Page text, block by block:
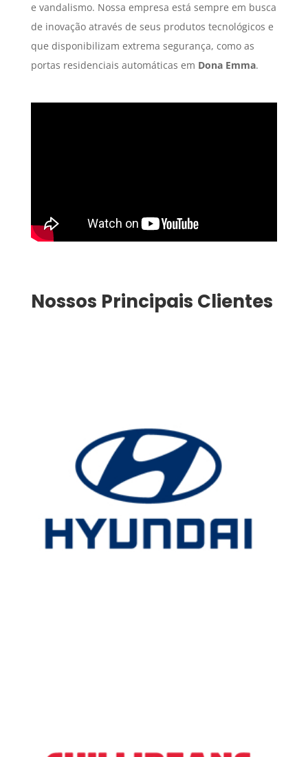
e vandalismo. Nossa empresa está sempre em busca
de inovação através de seus produtos tecnológicos e
que disponibilizam extrema segurança, como as
portas residenciais automáticas em Dona Emma.
Nossos Principais Clientes